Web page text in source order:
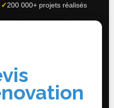
✓ 200 000+ projets réalisés